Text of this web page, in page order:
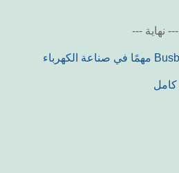
--- نهاية ---
كامل